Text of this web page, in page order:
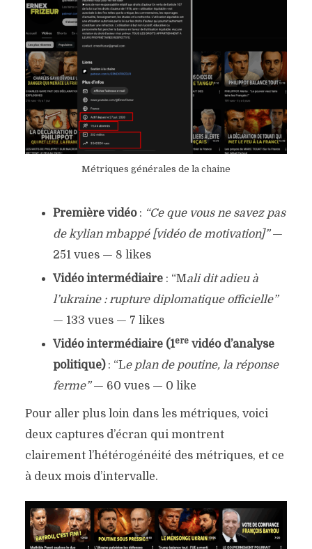
Métriques générales de la chaine
Première vidéo: “Ce que vous ne savez pas
de kylian mbappé [vidéo de motivation]”—
251 vues — 8 likes
Vidéo intermédiaire: “Mali dit adieu à
l’ukraine : rupture diplomatique officielle”
— 133 vues — 7 likes
Vidéo intermédiaire (1erevidéo d’analyse
politique): “Le plan de poutine, la réponse
ferme”— 60 vues — 0 like
Pour aller plus loin dans les métriques, voici
deux captures d’écran qui montrent
clairement l’hétérogénéité des métriques, et ce
à deux mois d’intervalle.